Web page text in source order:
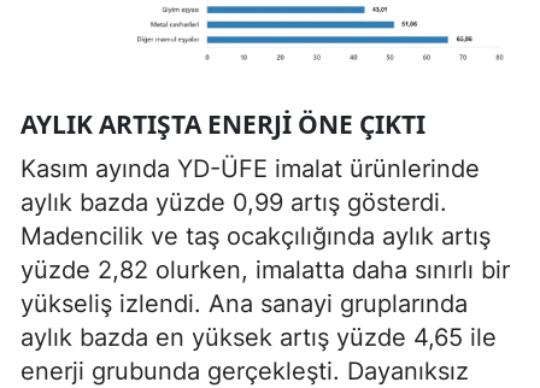
AYLIK ARTIŞTA ENERJI ÖNE ÇIKTI
Kasım ayında YD-ÜFE imalat ürünlerinde
aylık bazda yüzde 0,99 artış gösterdi.
Madencilik ve taş ocakçılığında aylık artış
yüzde 2,82 olurken, imalatta daha sınırlı bir
yükseliş izlendi. Ana sanayi gruplarında
aylık bazda en yüksek artış yüzde 4,65 ile
enerji grubunda gerçekleşti. Dayanıksız